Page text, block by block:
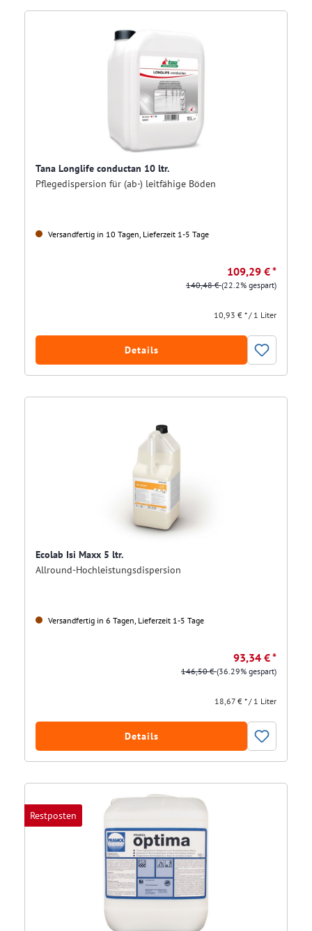
Tana Longlife conductan 10 ltr.
Pflegedispersion für (ab-) leitfähige Böden
Versandfertig in 10 Tagen, Lieferzeit 1-5 Tage
109,29 € *
140,48 €(22.2% gespart)
10,93 € * / 1 Liter
Details
Ecolab Isi Maxx 5 ltr.
Allround-Hochleistungsdispersion
Versandfertig in 6 Tagen, Lieferzeit 1-5 Tage
93,34 € *
146,50 €(36.29% gespart)
18,67 € * / 1 Liter
Details
Restposten